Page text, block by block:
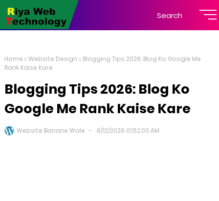
Search
Home Website Design
Blogging Tips 2026: Blog Ko Google Me
Rank Kaise Kare
Blogging Tips 2026: Blog Ko
Google Me Rank Kaise Kare
Website Banane Wale 6/12/2026 01:52:00 AM